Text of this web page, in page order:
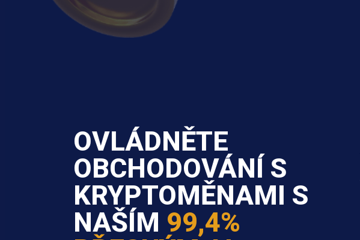
OVLÁDNĚTE
OBCHODOVÁNÍ S
KRYPTOMĚNAMI S
NAŠÍM 99,4%